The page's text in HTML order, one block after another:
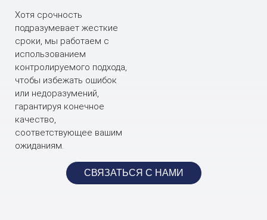
Хотя срочность
подразумевает жесткие
сроки, мы работаем с
использованием
контролируемого подхода,
чтобы избежать ошибок
или недоразумений,
гарантируя конечное
качество,
соответствующее вашим
ожиданиям.
СВЯЗАТЬСЯ С НАМИ